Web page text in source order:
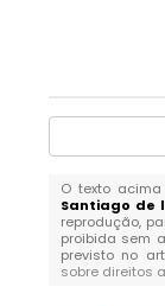
O texto acima
Santiago de
reprodução,
proibida sem
previsto no
sobre direitos